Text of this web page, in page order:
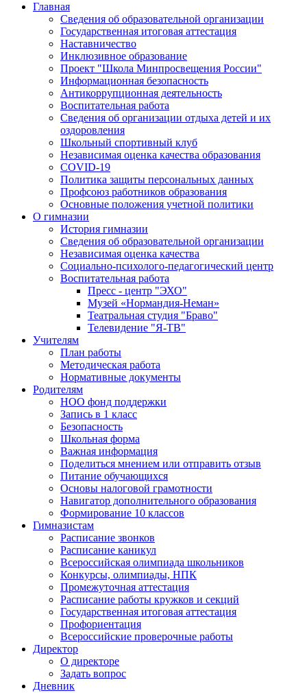
Главная
Сведения об образовательной организации
Государственная итоговая аттестация
Наставничество
Инклюзивное образование
Проект "Школа Минпросвещения России"
Информационная безопасность
Антикоррупционная деятельность
Воспитательная работа
Сведения об организации отдыха детей и их
оздоровления
Школьный спортивный клуб
Независимая оценка качества образования
COVID-19
Политика защиты персональных данных
Профсоюз работников образования
Основные положения учетной политики
О гимназии
История гимназии
Сведения об образовательной организации
Независимая оценка качества
Социально-психолого-педагогический центр
Воспитательная работа
Пресс - центр "ЭХО"
Музей «Нормандия-Неман»
Театральная студия "Браво"
Телевидение "Я-ТВ"
Учителям
План работы
Методическая работа
Нормативные документы
Родителям
НОО фонд поддержки
Запись в 1 класс
Безопасность
Школьная форма
Важная информация
Поделиться мнением или отправить отзыв
Питание обучающихся
Основы налоговой грамотности
Навигатор дополнительного образования
Формирование 10 классов
Гимназистам
Расписание звонков
Расписание каникул
Всероссийская олимпиада школьников
Конкурсы, олимпиады, НПК
Промежуточная аттестация
Расписание работы кружков и секций
Государственная итоговая аттестация
Профориентация
Всероссийские проверочные работы
Директор
О директоре
Задать вопрос
Дневник